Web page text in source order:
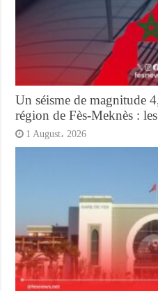
Un séisme de magnitude
région de Fès-Meknès :
1 August، 2026